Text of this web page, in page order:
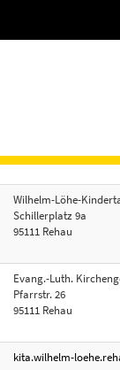
Wilhelm-Löhe-
Schillerplatz 9a
95111 Rehau
Evang.-Luth.
Pfarrstr. 26
95111 Rehau
kita.wilhelm-